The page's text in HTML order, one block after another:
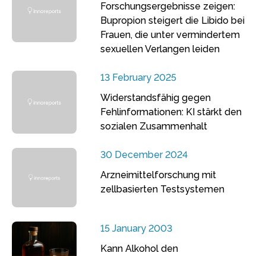
Forschungsergebnisse zeigen:
Bupropion steigert die Libido bei
Frauen, die unter vermindertem
sexuellen Verlangen leiden
13 February 2025
Widerstandsfähig gegen
Fehlinformationen: KI stärkt den
sozialen Zusammenhalt
30 December 2024
Arzneimittelforschung mit
zellbasierten Testsystemen
15 January 2003
Kann Alkohol den